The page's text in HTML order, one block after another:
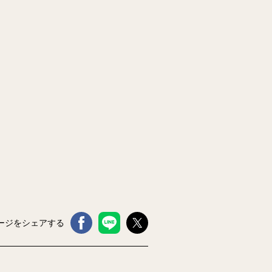
ジをシェアする